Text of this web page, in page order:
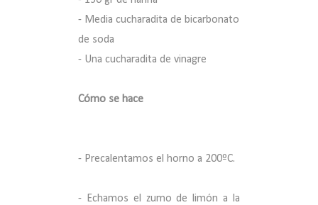
- Media cucharadita de bicarbonato
de soda
- Una cucharadita de vinagre
Cómo se hace
- Precalentamos el horno a 200ºC.
- Echamos el zumo de limón a la